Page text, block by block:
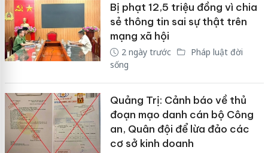
Bị phạt 12,5 triệu đồng vì chia
sẻ thông tin sai sự thật trên
mạng xã hội
2 ngày trước
Pháp luật đời
sống
Quảng Trị: Cảnh báo về thủ
đoạn mạo danh cán bộ Công
an, Quân đội để lừa đảo các
cơ sở kinh doanh